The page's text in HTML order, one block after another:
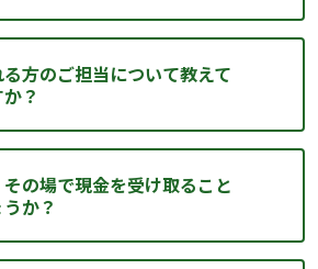
方のご担当について教えて
？
の場で現金を受け取ること
か？